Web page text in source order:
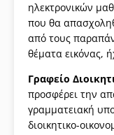
ηλεκτρονικών
που θα
από τους
θέματα εικόνας,
Γραφείο
προσφέρει την
γραμματειακή
διοικητικο-